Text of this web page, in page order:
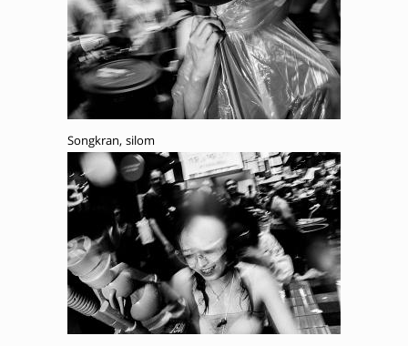
Songkran, silom